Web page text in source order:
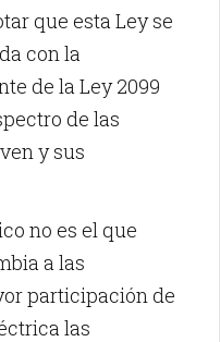
que esta Ley se
con la
de la Ley 2099
de las
y sus
no es el que
a las
participación de
las